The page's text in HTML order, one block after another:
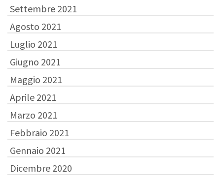
Settembre 2021
Agosto 2021
Luglio 2021
Giugno 2021
Maggio 2021
Aprile 2021
Marzo 2021
Febbraio 2021
Gennaio 2021
Dicembre 2020